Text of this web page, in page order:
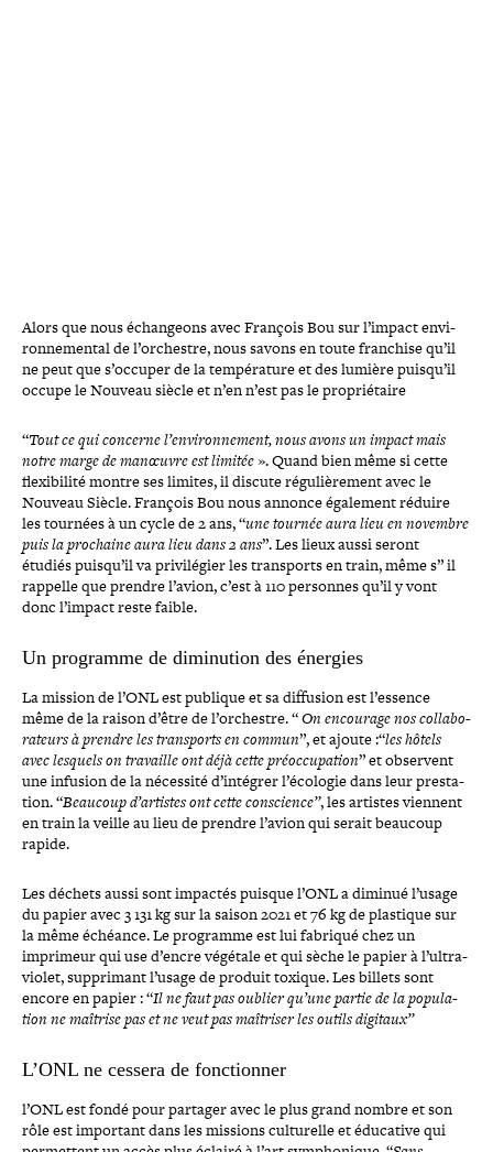
Alors que nous échan­geons avec François Bou sur l’impact envi­
ron­ne­men­tal de l’or­chestre, nous savons en toute franchise qu’il
ne peut que s’occuper de la tem­pé­ra­ture et des lumière puisqu’il
occupe le Nouveau siècle et n’en n’est pas le propriétaire
“Tout ce qui concerne l’environnement, nous avons un impact mais
notre marge de manœuvre est limitée». Quand bien même si cette
flexi­bi­lité montre ses limites, il discute régu­liè­re­ment avec le
Nouveau Siècle. François Bou nous annonce également réduire
les tournées à un cycle de 2 ans, “une tournée aura lieu en novembre
puis la prochaine aura lieu dans 2 ans”. Les lieux aussi seront
étudiés puisqu’il va pri­vi­lé­gier les trans­ports en train, même s” il
rappelle que prendre l’avion, c’est à 110 personnes qu’il y vont
donc l’impact reste faible.
Un programme de dimi­nu­tion des énergies
La mission de l’ONL est publique et sa diffusion est l’essence
même de la raison d’être de l’or­chestre. “On encourage nos col­la­bo­
ra­teurs à prendre les trans­ports en commun”, et ajoute :“les hôtels
avec lesquels on travaille ont déjà cette pré­oc­cu­pa­tion” et observent
une infusion de la nécessité d’in­té­grer l’écologie dans leur pres­ta­
tion. “Beaucoup d’artistes ont cette conscience”, les artistes viennent
en train la veille au lieu de prendre l’avion qui serait beaucoup
rapide.
Les déchets aussi sont impactés puisque l’ONL a diminué l’usage
du papier avec 3 131 kg sur la saison 2021 et 76 kg de plastique sur
la même échéance. Le programme est lui fabriqué chez un
imprimeur qui use d’encre végétale et qui sèche le papier à l’ultra-
violet, sup­pri­mant l’usage de produit toxique. Les billets sont
encore en papier :“Il ne faut pas oublier qu’une partie de la popu­la­
tion ne maîtrise pas et ne veut pas maîtriser les outils digitaux”
L’ONL ne cessera de fonctionner
l’ONL est fondé pour partager avec le plus grand nombre et son
rôle est important dans les missions cultu­relle et éducative qui